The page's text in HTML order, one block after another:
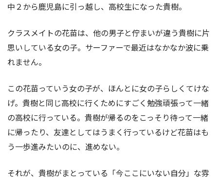
中２から鹿児島に引っ越し、高校生になった貴樹。
クラスメイトの花苗は、他の男子と佇まいが違う貴樹に片
思いしている女の子。サーファーで最近はなかなか波に乗
れません。
この花苗っていう女の子が、ほんとに女の子らしくてけな
げ。貴樹と同じ高校に行くためにすごく勉強頑張って一緒
の高校に行っている。貴樹が帰るのをこっそり待って一緒
に帰ったり、友達としてはうまく行っているけど花苗はも
う一歩進みたいのに、進めない。
それが、貴樹がまとっている「今ここにいない自分」な雰